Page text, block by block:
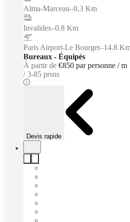
Alma-Marceau–0.3 Km
Invalides–0.8 Km
Paris Airport-Le Bourget–14.8
Bureaux - Équipés
À partir de €850 par personne / m
3-85 prsns
Devis rapide